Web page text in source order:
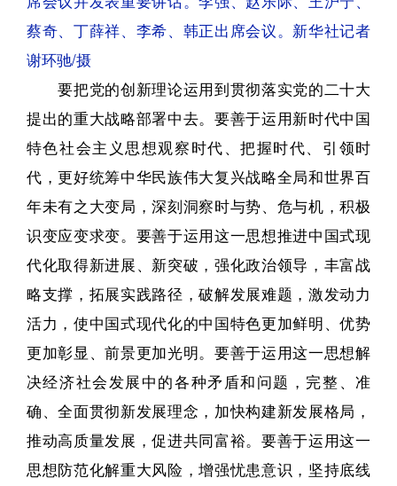
蔡奇、丁薛祥、李希、韩正出席会议。新华社记者
谢环驰/摄
要把党的创新理论运用到贯彻落实党的二十大
提出的重大战略部署中去。要善于运用新时代中国
特色社会主义思想观察时代、把握时代、引领时
代，更好统筹中华民族伟大复兴战略全局和世界百
年未有之大变局，深刻洞察时与势、危与机，积极
识变应变求变。要善于运用这一思想推进中国式现
代化取得新进展、新突破，强化政治领导，丰富战
略支撑，拓展实践路径，破解发展难题，激发动力
活力，使中国式现代化的中国特色更加鲜明、优势
更加彰显、前景更加光明。要善于运用这一思想解
决经济社会发展中的各种矛盾和问题，完整、准
确、全面贯彻新发展理念，加快构建新发展格局，
推动高质量发展，促进共同富裕。要善于运用这一
思想防范化解重大风险，增强忧患意识，坚持底线